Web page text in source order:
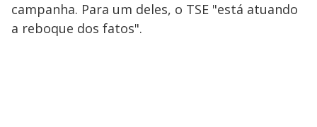
campanha. Para um deles, o TSE "está atuando
a reboque dos fatos".